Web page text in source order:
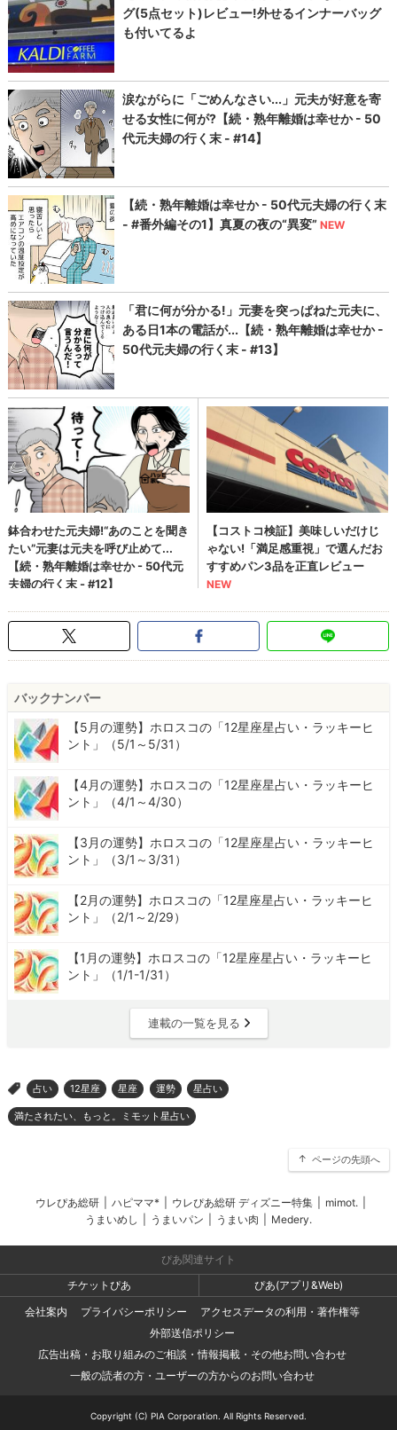
バックナンバー
【5月の運勢】ホロスコの「12星座星占い・ラッキーヒ
ント」（5/1～5/31）
【4月の運勢】ホロスコの「12星座星占い・ラッキーヒ
ント」（4/1～4/30）
【3月の運勢】ホロスコの「12星座星占い・ラッキーヒ
ント」（3/1～3/31）
【2月の運勢】ホロスコの「12星座星占い・ラッキーヒ
ント」（2/1～2/29）
【1月の運勢】ホロスコの「12星座星占い・ラッキーヒ
ント」（1/1-1/31）
連載の一覧を見る
> 占い 12星座 星座 運勢 星占い
満たされたい、もっと。ミモット星占い
ページの先頭へ
ウレぴあ総研 ハピママ* ウレぴあ総研 ディズニー特集 mimot.
うまいめし
うまいパン うまい肉 Medery.
ぴあ関連サイト
チケットぴあ
ぴあ(アプリ&Web)
会社案内
プライバシーポリシー
アクセスデータの利用・著作権等
外部送信ポリシー
広告出稿・お取り組みのご相談・情報掲載・その他お問い合わせ
一般の読者の方・ユーザーの方からのお問い合わせ
Copyright (C) PIA Corporation. All Rights Reserved.